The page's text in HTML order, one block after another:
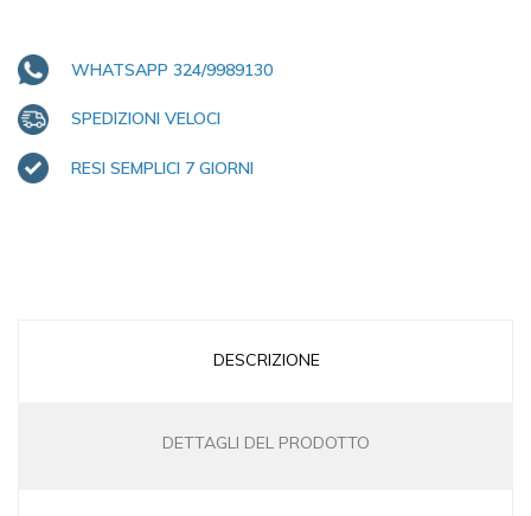
WHATSAPP 324/9989130
SPEDIZIONI VELOCI
RESI SEMPLICI 7 GIORNI
DESCRIZIONE
DETTAGLI DEL PRODOTTO